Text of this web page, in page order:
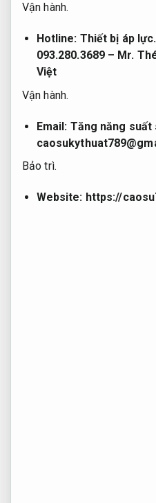
Vận hành.
Hotline: Thiết bị áp lực.
093.280.3689 – Mr.
Việt
Vận hành.
Email: Tăng năng suất
Bảo trì.
Website: https://